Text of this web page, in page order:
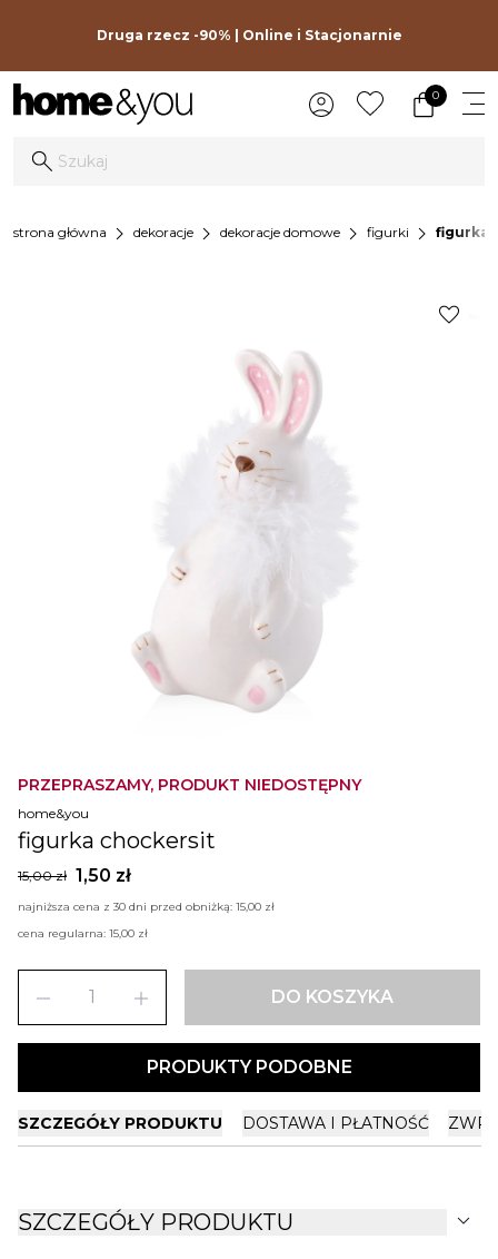
Druga rzecz -90% | Online i Stacjonarnie
0
strona główna chevron_right dekoracje chevron_right dekoracje domowe chevron_right figurki chevron_right figurka
PRZEPRASZAMY, PRODUKT NIEDOSTĘPNY
home&you
figurka chockersit
15,00 zł 1,50 zł
najniższa cena z 30 dni przed obniżką: 15,00 zł
cena regularna: 15,00 zł
remove add DO KOSZYKA
PRODUKTY PODOBNE
favorite
SZCZEGÓŁY PRODUKTU DOSTAWA I PŁATNOŚĆ
SZCZEGÓŁY PRODUKTU expand_more